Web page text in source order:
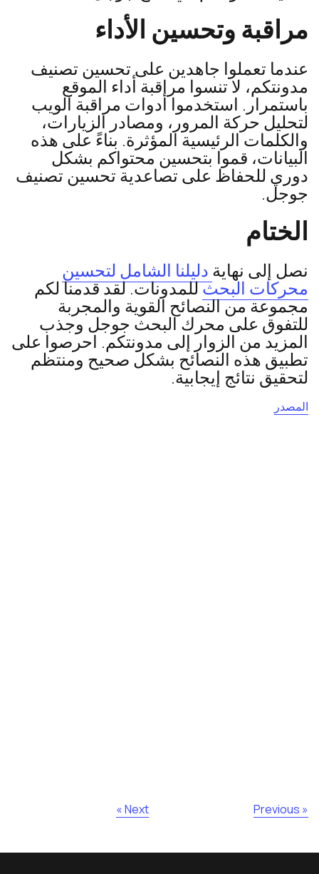
مراقبة وتحسين الأداء
عندما تعملوا جاهدين على تحسين تصنيف
مدونتكم، لا تنسوا مراقبة أداء الموقع
باستمرار. استخدموا أدوات مراقبة الويب
لتحليل حركة المرور، ومصادر الزيارات،
والكلمات الرئيسية المؤثرة. بناءً على هذه
البيانات، قموا بتحسين محتواكم بشكل
دوري للحفاظ على تصاعدية تحسين تصنيف
جوجل.
الختام
نصل إلى نهاية دليلنا الشامل لتحسين
محركات البحثللمدونات. لقد قدمنا لكم
مجموعة من النصائح القوية والمجربة
للتفوق على محرك البحث جوجل وجذب
المزيد من الزوار إلى مدونتكم. احرصوا على
تطبيق هذه النصائح بشكل صحيح ومنتظم
لتحقيق نتائج إيجابية.
المصدر
« Previous
Next »